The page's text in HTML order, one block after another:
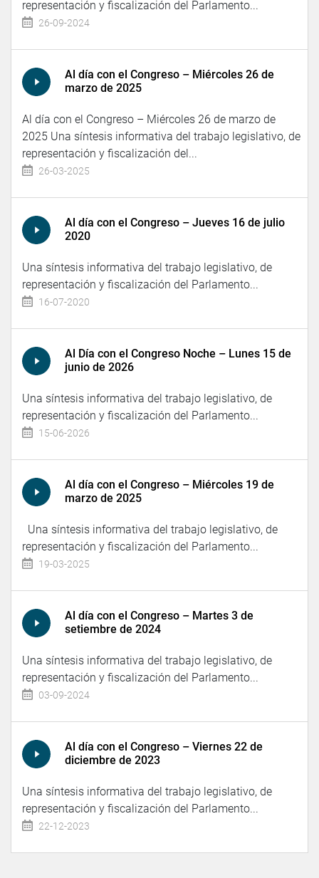
representación y fiscalización del Parlamento...
26-09-2024
Al día con el Congreso – Miércoles 26 de
marzo de 2025
Al día con el Congreso – Miércoles 26 de marzo de
2025 Una síntesis informativa del trabajo legislativo, de
representación y fiscalización del...
26-03-2025
Al día con el Congreso – Jueves 16 de julio
2020
Una síntesis informativa del trabajo legislativo, de
representación y fiscalización del Parlamento...
16-07-2020
Al Día con el Congreso Noche – Lunes 15 de
junio de 2026
Una síntesis informativa del trabajo legislativo, de
representación y fiscalización del Parlamento...
15-06-2026
Al día con el Congreso – Miércoles 19 de
marzo de 2025
Una síntesis informativa del trabajo legislativo, de
representación y fiscalización del Parlamento...
19-03-2025
Al día con el Congreso – Martes 3 de
setiembre de 2024
Una síntesis informativa del trabajo legislativo, de
representación y fiscalización del Parlamento...
03-09-2024
Al día con el Congreso – Viernes 22 de
diciembre de 2023
Una síntesis informativa del trabajo legislativo, de
representación y fiscalización del Parlamento...
22-12-2023